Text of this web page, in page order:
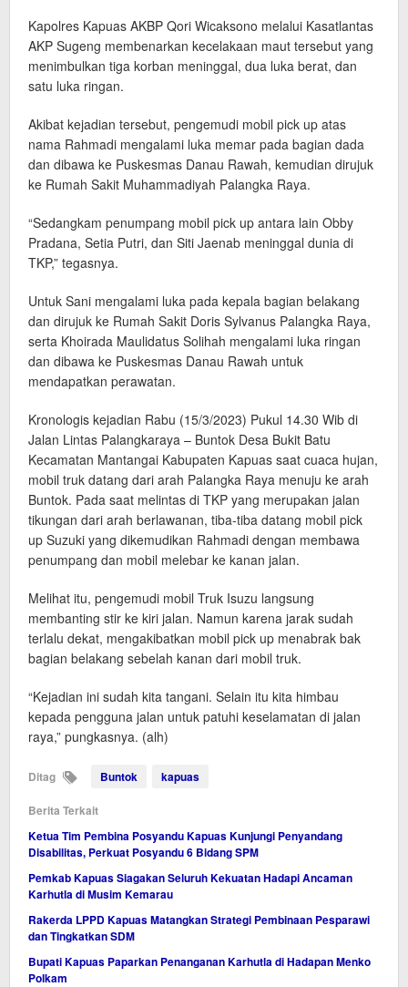
Kapolres Kapuas AKBP Qori Wicaksono melalui Kasatlantas
AKP Sugeng membenarkan kecelakaan maut tersebut yang
menimbulkan tiga korban meninggal, dua luka berat, dan
satu luka ringan.
Akibat kejadian tersebut, pengemudi mobil pick up atas
nama Rahmadi mengalami luka memar pada bagian dada
dan dibawa ke Puskesmas Danau Rawah, kemudian dirujuk
ke Rumah Sakit Muhammadiyah Palangka Raya.
“Sedangkam penumpang mobil pick up antara lain Obby
Pradana, Setia Putri, dan Siti Jaenab meninggal dunia di
TKP,” tegasnya.
Untuk Sani mengalami luka pada kepala bagian belakang
dan dirujuk ke Rumah Sakit Doris Sylvanus Palangka Raya,
serta Khoirada Maulidatus Solihah mengalami luka ringan
dan dibawa ke Puskesmas Danau Rawah untuk
mendapatkan perawatan.
Kronologis kejadian Rabu (15/3/2023) Pukul 14.30 Wib di
Jalan Lintas Palangkaraya – Buntok Desa Bukit Batu
Kecamatan Mantangai Kabupaten Kapuas saat cuaca hujan,
mobil truk datang dari arah Palangka Raya menuju ke arah
Buntok. Pada saat melintas di TKP yang merupakan jalan
tikungan dari arah berlawanan, tiba-tiba datang mobil pick
up Suzuki yang dikemudikan Rahmadi dengan membawa
penumpang dan mobil melebar ke kanan jalan.
Melihat itu, pengemudi mobil Truk Isuzu langsung
membanting stir ke kiri jalan. Namun karena jarak sudah
terlalu dekat, mengakibatkan mobil pick up menabrak bak
bagian belakang sebelah kanan dari mobil truk.
“Kejadian ini sudah kita tangani. Selain itu kita himbau
kepada pengguna jalan untuk patuhi keselamatan di jalan
raya,” pungkasnya. (alh)
Ditag Buntok kapuas
Berita Terkait
Ketua Tim Pembina Posyandu Kapuas Kunjungi Penyandang
Disabilitas, Perkuat Posyandu 6 Bidang SPM
Pemkab Kapuas Siagakan Seluruh Kekuatan Hadapi Ancaman
Karhutla di Musim Kemarau
Rakerda LPPD Kapuas Matangkan Strategi Pembinaan Pesparawi
dan Tingkatkan SDM
Bupati Kapuas Paparkan Penanganan Karhutla di Hadapan Menko
Polkam